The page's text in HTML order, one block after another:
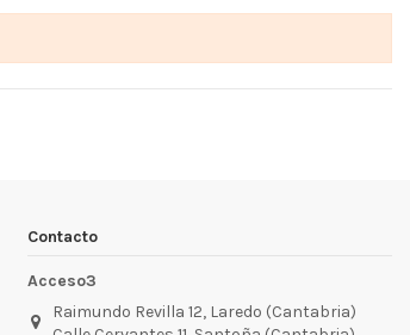
Contacto
Acceso3
Raimundo Revilla 12, Laredo (Cantabria)